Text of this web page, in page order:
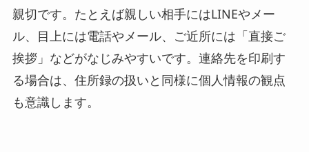
親切です。たとえば親しい相手にはLINEやメー
ル、目上には電話やメール、ご近所には「直接ご
挨拶」などがなじみやすいです。連絡先を印刷す
る場合は、住所録の扱いと同様に個人情報の観点
も意識します。